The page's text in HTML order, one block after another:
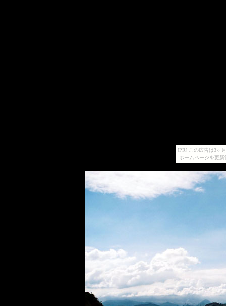
[PR] この広告は3ヶ
ホームページを更